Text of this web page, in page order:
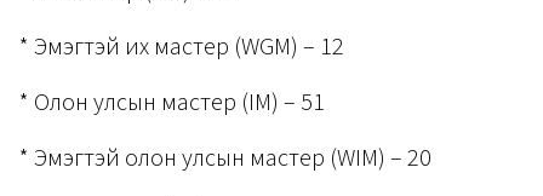
* Эмэгтэй их мастер (WGM) – 12
* Олон улсын мастер (IM) – 51
* Эмэгтэй олон улсын мастер (WIM) – 20